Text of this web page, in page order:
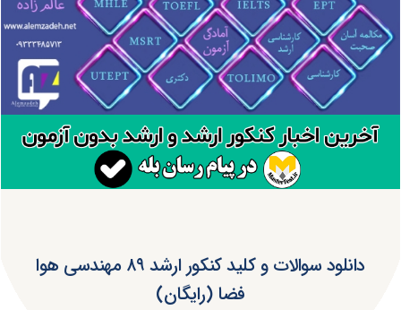
دانلود سوالات و کلید کنکور ارشد ۸۹ مهندسی هوا
فضا (رایگان)